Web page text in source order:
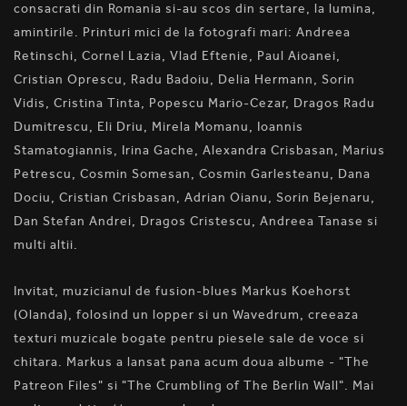
consacrati din Romania si-au scos din sertare, la lumina,
amintirile. Printuri mici de la fotografi mari: Andreea
Retinschi, Cornel Lazia, Vlad Eftenie, Paul Aioanei,
Cristian Oprescu, Radu Badoiu, Delia Hermann, Sorin
Vidis, Cristina Tinta, Popescu Mario-Cezar, Dragos Radu
Dumitrescu, Eli Driu, Mirela Momanu, Ioannis
Stamatogiannis, Irina Gache, Alexandra Crisbasan, Marius
Petrescu, Cosmin Somesan, Cosmin Garlesteanu, Dana
Dociu, Cristian Crisbasan, Adrian Oianu, Sorin Bejenaru,
Dan Stefan Andrei, Dragos Cristescu, Andreea Tanase si
multi altii.
Invitat, muzicianul de fusion-blues Markus Koehorst
(Olanda), folosind un lopper si un Wavedrum, creeaza
texturi muzicale bogate pentru piesele sale de voce si
chitara. Markus a lansat pana acum doua albume - "The
Patreon Files" si "The Crumbling of The Berlin Wall". Mai